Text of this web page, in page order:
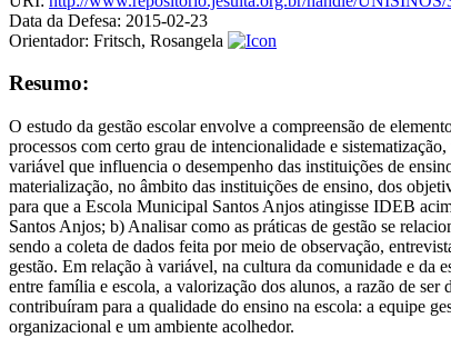
Data da Defesa: 2015-02-23
Orientador: Fritsch, Rosangela
Resumo:
O estudo da gestão escolar envolve a compreensão de
processos com certo grau de intencionalidade e
variável que influencia o desempenho das instituições de
materialização, no âmbito das instituições de ensino, dos
para que a Escola Municipal Santos Anjos atingisse IDEB
Santos Anjos; b) Analisar como as práticas de gestão se
sendo a coleta de dados feita por meio de observação,
gestão. Em relação à variável, na cultura da comunidade e da
entre família e escola, a valorização dos alunos, a razão de
contribuíram para a qualidade do ensino na escola: a equipe
organizacional e um ambiente acolhedor.